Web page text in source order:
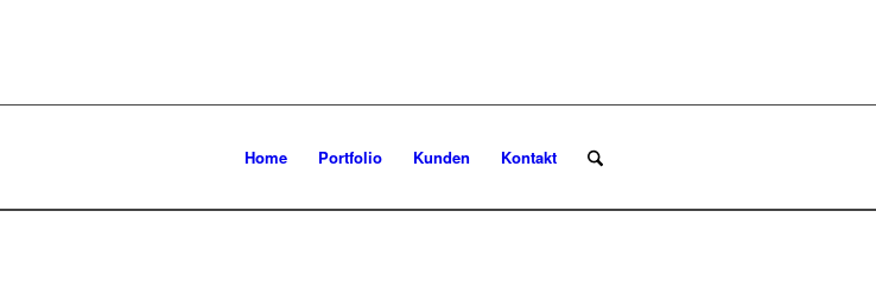
Home Portfolio Kunden Kontakt